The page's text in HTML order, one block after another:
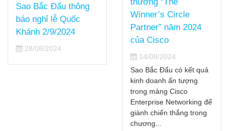
Sao Bắc Đẩu thông
báo nghỉ lễ Quốc
Khánh 2/9/2024
28/08/2024
Winner’s Circle
Partner” năm 2024
của Cisco
14/08/2024
Sao Bắc Đẩu có kết quả
kinh doanh ấn tượng
trong mảng Cisco
Enterprise Networking để
giành chiến thắng trong
chương...